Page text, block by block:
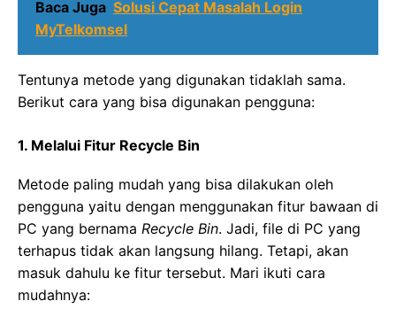
Baca Juga Solusi Cepat Masalah Login
MyTelkomsel
Tentunya metode yang digunakan tidaklah sama.
Berikut cara yang bisa digunakan pengguna:
1. Melalui Fitur Recycle Bin
Metode paling mudah yang bisa dilakukan oleh
pengguna yaitu dengan menggunakan fitur bawaan di
PC yang bernama Recycle Bin. Jadi, file di PC yang
terhapus tidak akan langsung hilang. Tetapi, akan
masuk dahulu ke fitur tersebut. Mari ikuti cara
mudahnya: